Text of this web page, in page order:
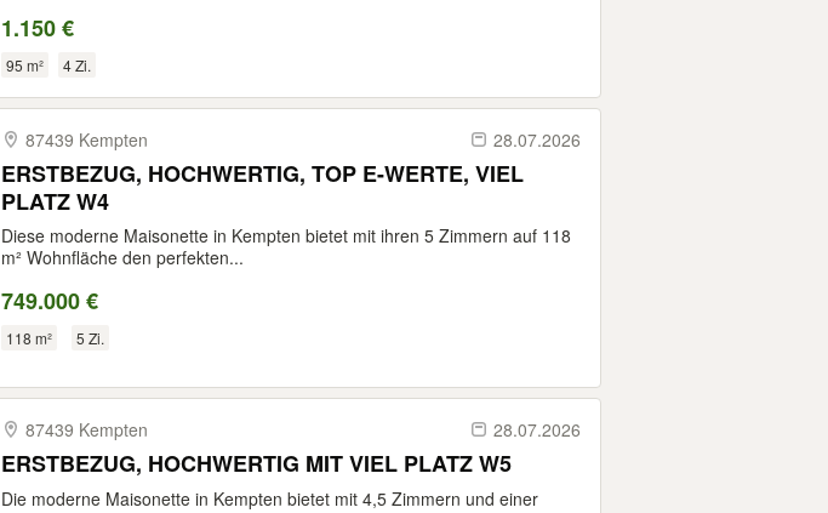
1.150 €
95 m² 4 Zi.
87439 Kempten 28.07.2026
ERSTBEZUG, HOCHWERTIG, TOP E-WERTE, VIEL
PLATZ W4
Diese moderne Maisonette in Kempten bietet mit ihren 5 Zimmern auf 118
m² Wohnfläche den perfekten...
749.000 €
118 m² 5 Zi.
87439 Kempten 28.07.2026
ERSTBEZUG, HOCHWERTIG MIT VIEL PLATZ W5
Die moderne Maisonette in Kempten bietet mit 4,5 Zimmern und einer